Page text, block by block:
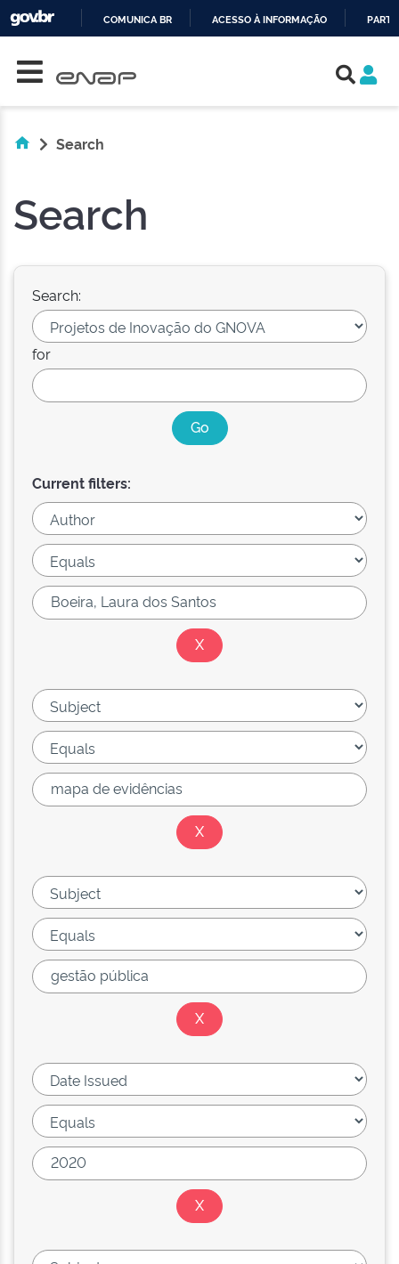
COMUNICA BR ACESSO À INFORMAÇÃO
Search
Search
Search:
for
Current filters: